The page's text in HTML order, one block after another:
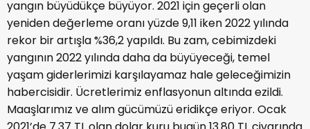
yangın büyüdükçe büyüyor. 2021 için geçerli olan
yeniden değerleme oranı yüzde 9,11 iken 2022 yılında
rekor bir artışla %36,2 yapıldı. Bu zam, cebimizdeki
yangının 2022 yılında daha da büyüyeceği, temel
yaşam giderlerimizi karşılayamaz hale geleceğimizin
habercisidir. Ücretlerimiz enflasyonun altında ezildi.
Maaşlarımız ve alım gücümüzü eridikçe eriyor. Ocak